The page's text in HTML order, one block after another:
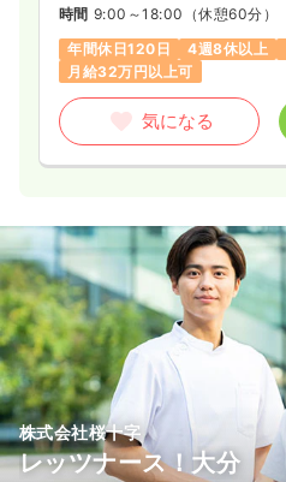
時間 9:00～18:00 （休憩60分）
年間休日120日
4週8休以上
月給32万円以上可
気になる
株式会社桜十字
レッツナース！大分